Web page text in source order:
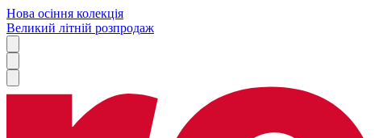
Нова осіння колекція
Великий літній розпродаж